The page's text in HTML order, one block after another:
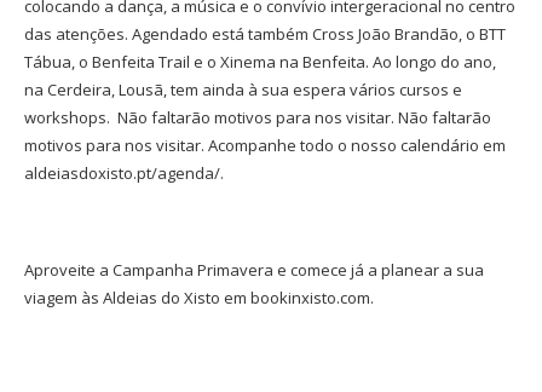
colocando a dança, a música e o convívio intergeracional no centro
das atenções. Agendado está também Cross João Brandão, o BTT
Tábua, o Benfeita Trail e o Xinema na Benfeita. Ao longo do ano,
na Cerdeira, Lousã, tem ainda à sua espera vários cursos e
workshops. Não faltarão motivos para nos visitar. Não faltarão
motivos para nos visitar. Acompanhe todo o nosso calendário em
aldeiasdoxisto.pt/agenda/.
Aproveite a Campanha Primavera e comece já a planear a sua
viagem às Aldeias do Xisto em bookinxisto.com.